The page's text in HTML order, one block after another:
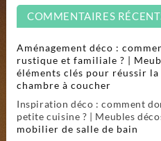
COMMENTAIRES
Aménagement déco :
rustique et familiale ? |
éléments clés pour réussir la
chambre à coucher
Inspiration déco : comment
petite cuisine ? | Meubles
mobilier de salle de bain